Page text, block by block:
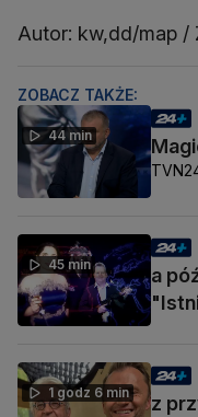
Autor: kw,dd/map /
ZOBACZ TAKŻE:
44 min
45 min
a
1 godz 6 min
z